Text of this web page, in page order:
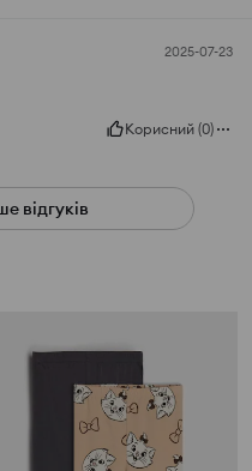
2025-07-23
Корисний (0)
відгуків